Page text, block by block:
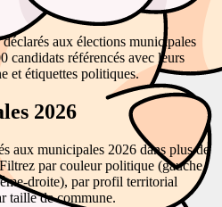
aux élections municipales
candidats référencés avec leurs
et étiquettes politiques.
2026
aux municipales 2026 dans plus de
par couleur politique (gauche,
droite), par profil territorial
taille de commune.